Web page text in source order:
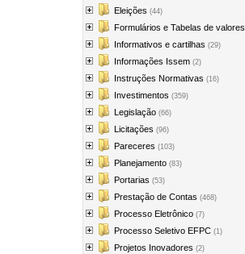
Eleições (44)
Formulários e Tabelas de valores
Informativos e cartilhas (29)
Informações Issem (2)
Instruções Normativas (16)
Investimentos (359)
Legislação (66)
Licitações (96)
Pareceres (103)
Planejamento (83)
Portarias (53)
Prestação de Contas (468)
Processo Eletrônico (7)
Processo Seletivo EFPC (1)
Projetos Inovadores (2)